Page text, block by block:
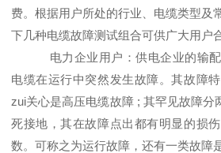
费。根据用户所处的行业、电缆类型及
下几种电缆故障测试组合可供广大用户
电力企业用户：供电企业的输配
电缆在运行中突然发生故障。其故障
zui关心是高压电缆故障 ; 其罕见故障分
死接地，其在故障点出都有明显的损
数。可称之为运行故障，还有一类故障